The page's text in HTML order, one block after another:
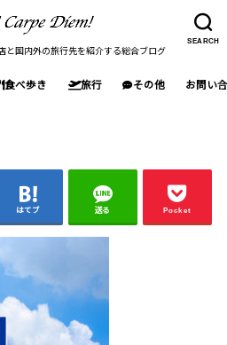
SEARCH
と国内外の旅行先を紹介する総合ブログ
食べ歩き 旅行 その他 お問い
はてブ 送る Pocket